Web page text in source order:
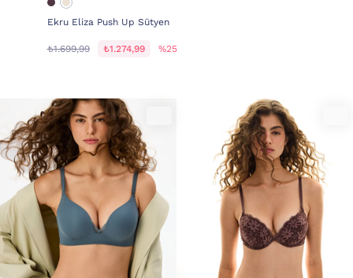
Ekru Eliza Push Up Sütyen
₺1.699,99 ₺1.274,99 %25